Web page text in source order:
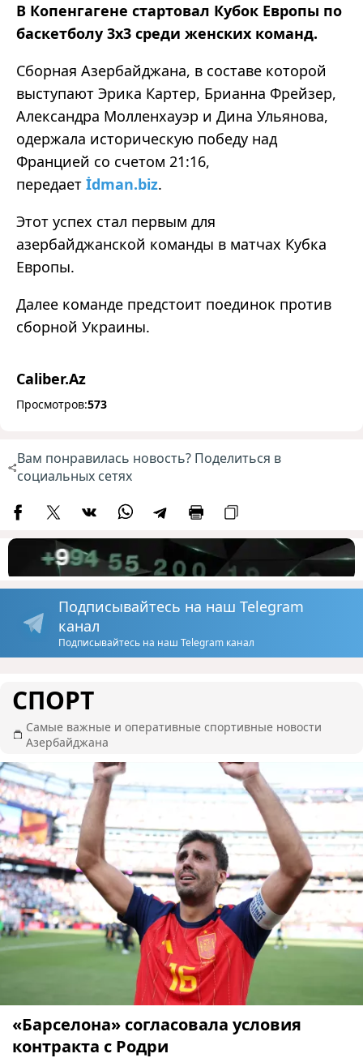
В Копенгагене стартовал Кубок Европы по
баскетболу 3x3 среди женских команд.
Сборная Азербайджана, в составе которой
выступают Эрика Картер, Брианна Фрейзер,
Александра Молленхауэр и Дина Ульянова,
одержала историческую победу над
Францией со счетом 21:16,
передает İdman.biz.
Этот успех стал первым для
азербайджанской команды в матчах Кубка
Европы.
Далее команде предстоит поединок против
сборной Украины.
Caliber.Az
Просмотров:573
Вам понравилась новость? Поделиться в
социальных сетях
Подписывайтесь на наш Telegram
канал
Подписывайтесь на наш Telegram канал
СПОРТ
Самые важные и оперативные спортивные новости
Азербайджана
«Барселона» согласовала условия
контракта с Родри